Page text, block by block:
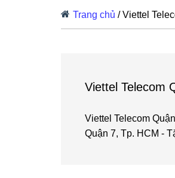
Trang chủ /Viettel
Viettel Telecom
Viettel Telecom
Quận 7, Tp. HCM -